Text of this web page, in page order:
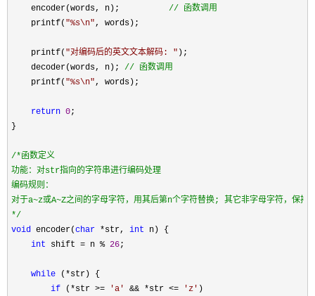
    encoder(words, n);
// 函数调用
    printf(
"%s\n", words);
    printf(
"对编码后的英文文本解码: " );
    decoder(words, n);
// 函数调用
    printf(
"%s\n", words);
return 0;
}
/*函数定义
功能：对str指向的字符串进行编码处理
编码规则：
*/
void encoder(char *str, int n) {
int shift = n % 26;
while (*str) {
if (*str >= 'a ' && *str <= 'z ' )